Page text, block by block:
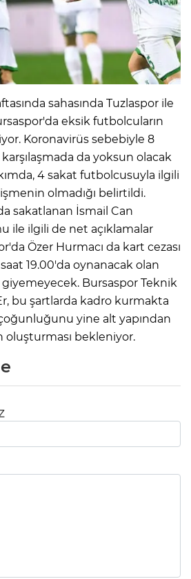
sahasında Tuzlaspor ile
eksik futbolcuların
Koronavirüs sebebiyle 8
da yoksun olacak
4 sakat futbolcusuyla ilgili
olmadığı belirtildi.
sakatlanan İsmail Can
ile ilgili de net açıklamalar
Özer Hurmacı da kart cezası
19.00'da oynanacak olan
giyemeyecek. Bursaspor Teknik
bu şartlarda kadro kurmakta
yine alt yapından
bekleniyor.